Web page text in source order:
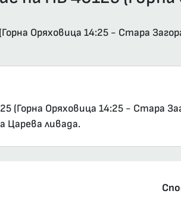
Оряховица 14:25 - Стара
(Горна Оряховица 14:25 - Стара
Царева ливада.